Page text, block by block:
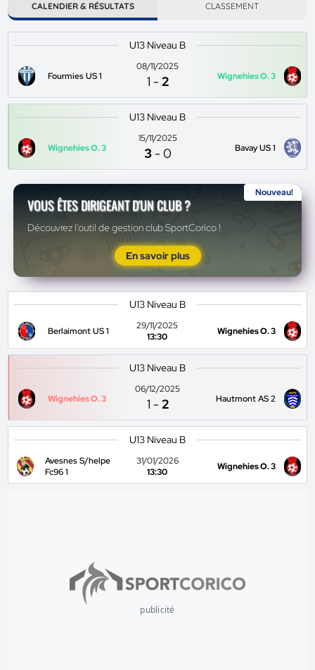
CALENDIER & RÉSULTATS CLASSEMENT
U13 Niveau B
Fourmies US 1
08/11/2025
1 -2 Wignehies O. 3
U13 Niveau B
Wignehies O. 3
15/11/2025
3 -0 Bavay US 1
Nouveau!
VOUS ÊTES DIRIGEANT D'UN CLUB ?
Découvrez l'outil de gestion club SportCorico !
En savoir plus
U13 Niveau B
Berlaimont US 1
29/11/2025
13:30
Wignehies O. 3
U13 Niveau B
Wignehies O. 3
06/12/2025
1 -2 Hautmont AS 2
U13 Niveau B
Avesnes S/helpe
Fc96 1
31/01/2026
13:30
Wignehies O. 3
publicité